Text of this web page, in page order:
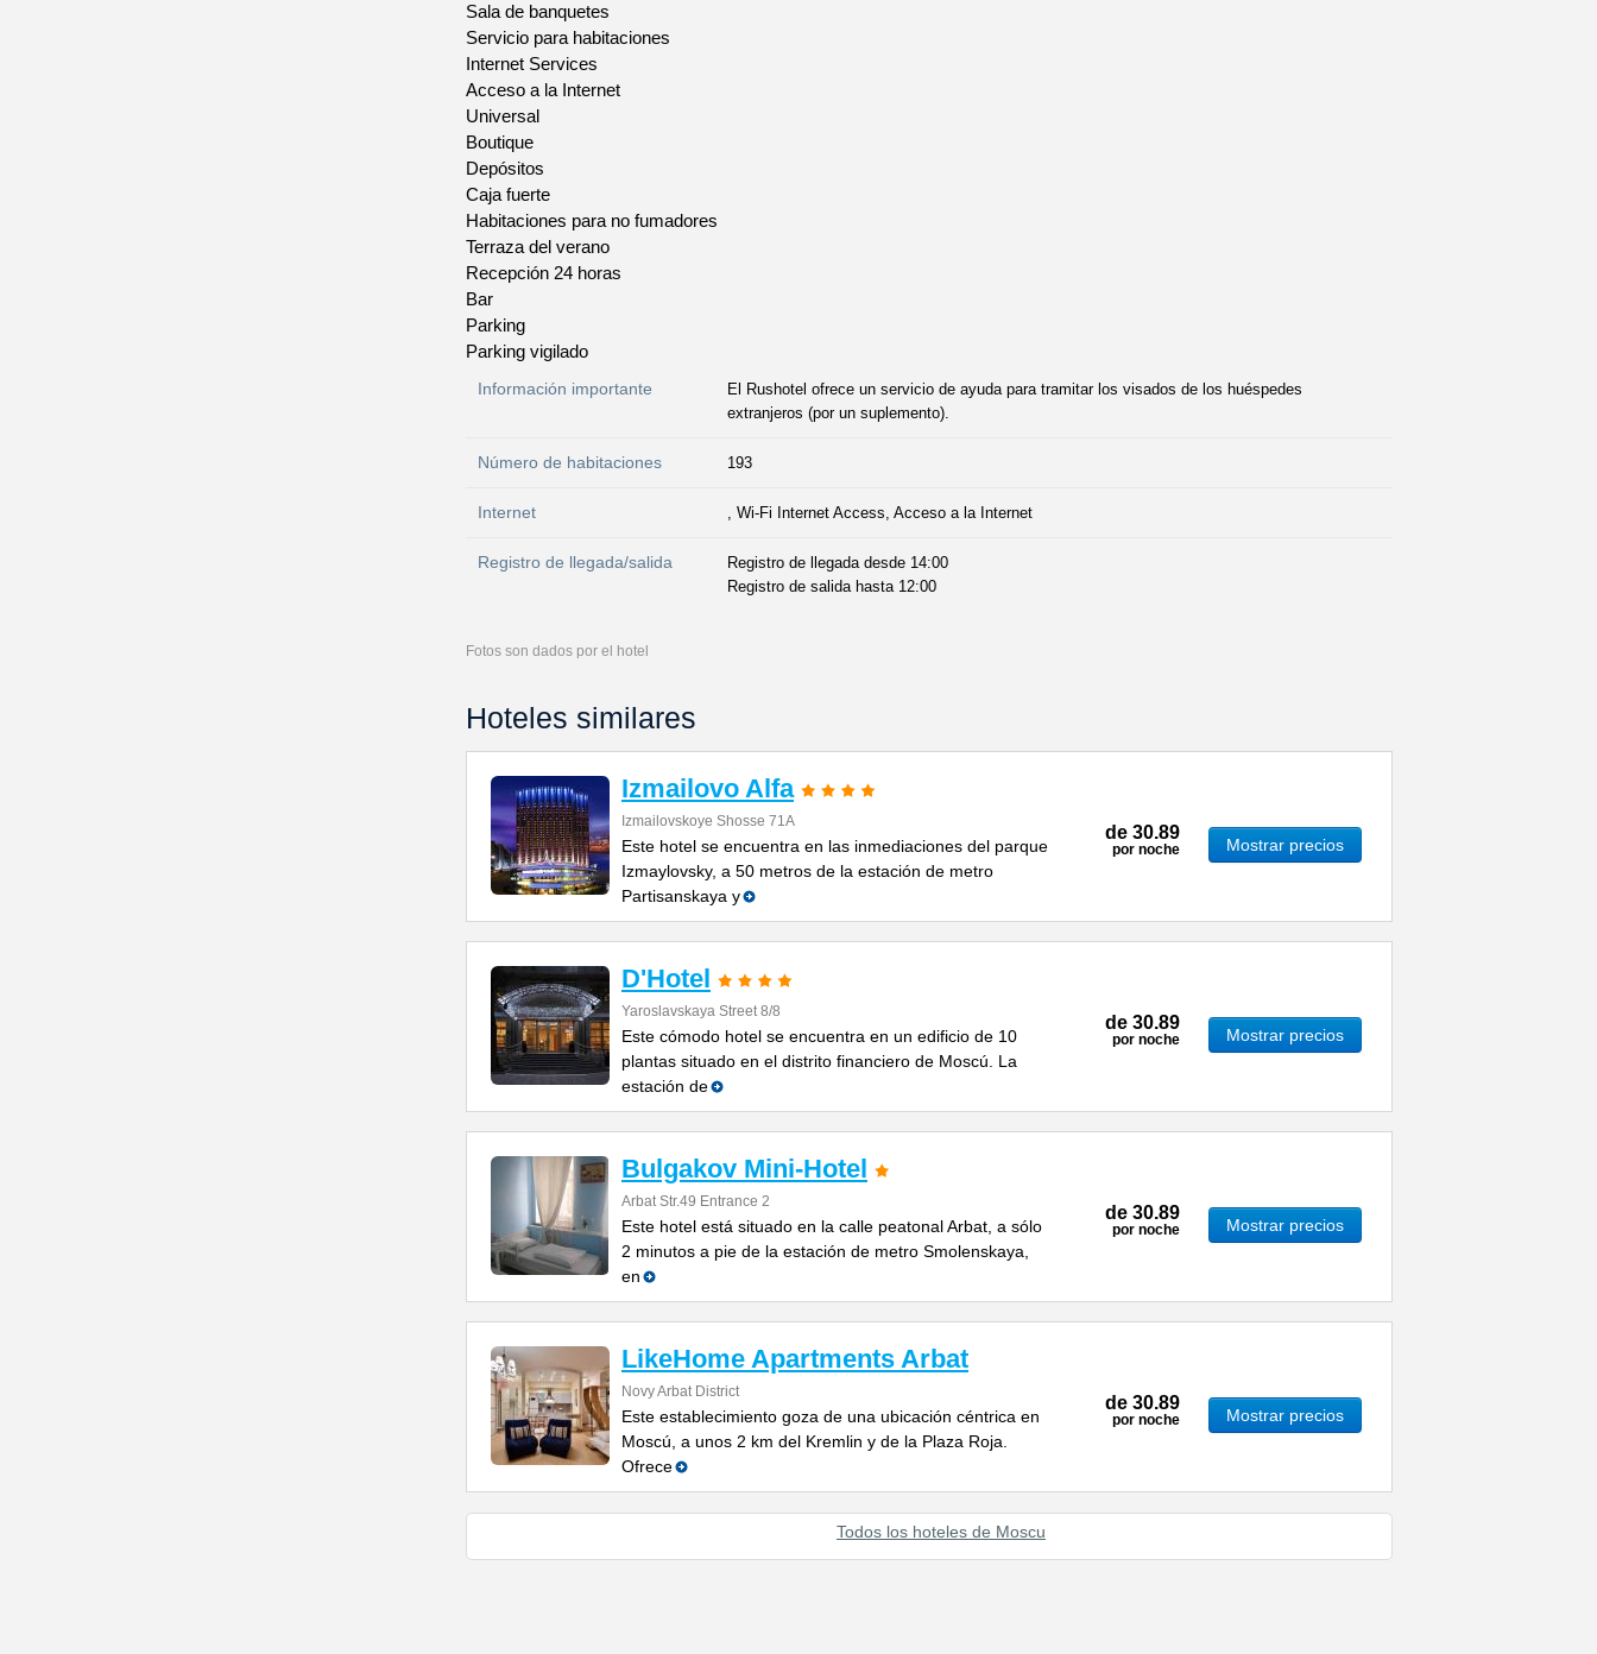
Sala de banquetes
Servicio para habitaciones
Internet Services
Acceso a la Internet
Universal
Boutique
Depósitos
Caja fuerte
Habitaciones para no fumadores
Terraza del verano
Recepción 24 horas
Bar
Parking
Parking vigilado
Información importante
El Rushotel ofrece un servicio de ayuda para tramitar los visados de los huéspedes
extranjeros (por un suplemento).
Número de habitaciones 193
Internet , Wi-Fi Internet Access, Acceso a la Internet
Registro de llegada/salida
Registro de llegada desde 14:00
Registro de salida hasta 12:00
Fotos son dados por el hotel
Hoteles similares
Izmailovo Alfa
Izmailovskoye Shosse 71A
Este hotel se encuentra en las inmediaciones del parque
Izmaylovsky, a 50 metros de la estación de metro
Partisanskaya y
de 30.89
por noche Mostrar precios
D'Hotel
Yaroslavskaya Street 8/8
Este cómodo hotel se encuentra en un edificio de 10
plantas situado en el distrito financiero de Moscú. La
estación de
de 30.89
por noche Mostrar precios
Bulgakov Mini-Hotel
Arbat Str.49 Entrance 2
Este hotel está situado en la calle peatonal Arbat, a sólo
2 minutos a pie de la estación de metro Smolenskaya,
en
de 30.89
por noche Mostrar precios
LikeHome Apartments Arbat
Novy Arbat District
Este establecimiento goza de una ubicación céntrica en
Moscú, a unos 2 km del Kremlin y de la Plaza Roja.
Ofrece
de 30.89
por noche Mostrar precios
Todos los hoteles de Moscu